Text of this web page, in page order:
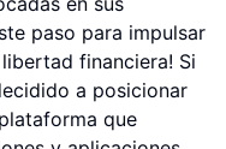
paso para impulsar
financiera! Si
a posicionar
que